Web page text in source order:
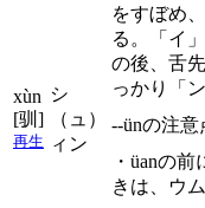
xùn
[驯]
再生
シ
（ュ）
ィン
をすぼめ
る。「イ
の後、舌
っかり「
--ünの注意
・üanの
きは、ウ